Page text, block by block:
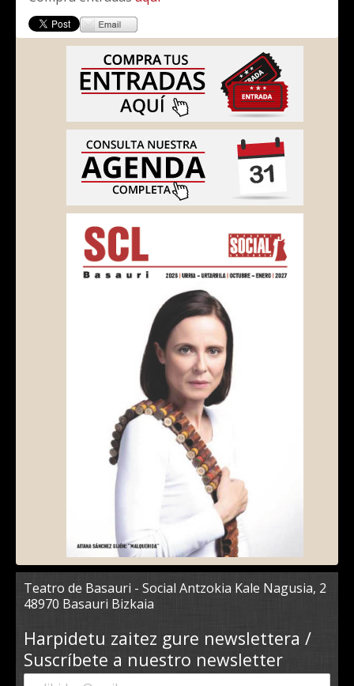
Teatro de Basauri - Social Antzokia Kale Nagusia, 2
48970 Basauri Bizkaia
Harpidetu zaitez gure newslettera /
Suscríbete a nuestro newsletter